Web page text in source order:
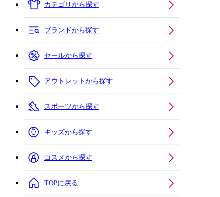
カテゴリから探す
ブランドから探す
セールから探す
アウトレットから探す
スポーツから探す
キッズから探す
コスメから探す
TOPに戻る